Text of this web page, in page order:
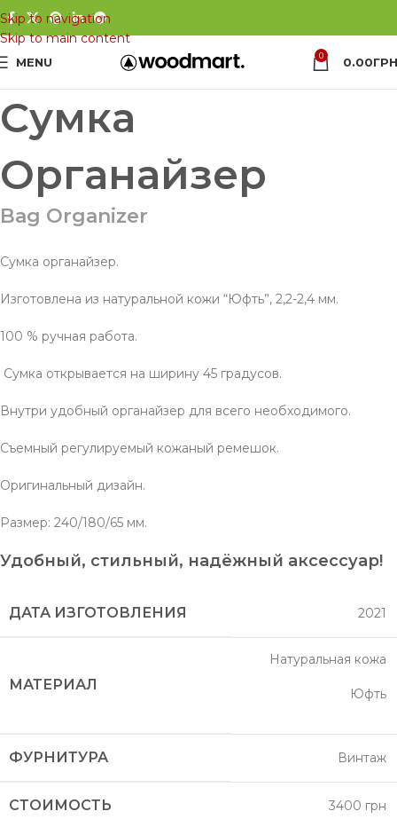
Skip to navigation
Skip to main content
MENU 0 0.00
Сумка
Органайзер
Bag Organizer
Сумка органайзер.
Изготовлена из натуральной кожи “Юфть”, 2,2-2,4 мм.
100 % ручная работа.
Сумка открывается на ширину 45 градусов.
Внутри удобный органайзер для всего необходимого.
Съемный регулируемый кожаный ремешок.
Оригинальный дизайн.
Размер: 240/180/65 мм.
Удобный, стильный, надёжный аксессуар!
ДАТА ИЗГОТОВЛЕНИЯ 2021
МАТЕРИАЛ
Натуральная кожа
Юфть
ФУРНИТУРА Винтаж
СТОИМОСТЬ 3400 грн